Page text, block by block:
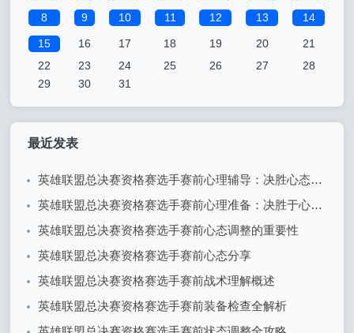
8 9 10 11 12 13 14
15 16 17 18 19 20
21
22
23 24 25 26 27
28
29
30 31
最近发表
英雄联盟总决赛资格赛选手赛前心理辅导：决胜心态的关键
英雄联盟总决赛资格赛选手赛前心理准备：决胜于心态之间
英雄联盟总决赛资格赛选手赛前心态调整的重要性
英雄联盟总决赛资格赛选手赛前心态分享
英雄联盟总决赛资格赛选手赛前战术理解概述
英雄联盟总决赛资格赛选手赛前装备检查全解析